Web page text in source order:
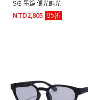
SG 墨鏡 偏光調光
NTD2,805
85折